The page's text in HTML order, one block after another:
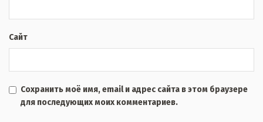
Сайт
Сохранить моё имя, email и адрес сайта в этом браузере
для последующих моих комментариев.